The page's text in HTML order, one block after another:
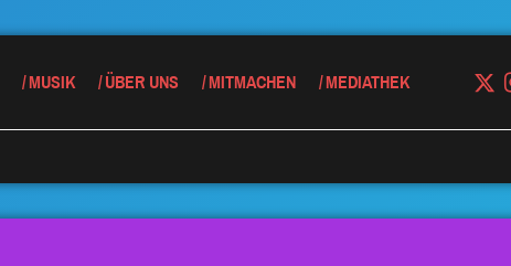
MUSIK ÜBER UNS MITMACHEN MEDIATHEK